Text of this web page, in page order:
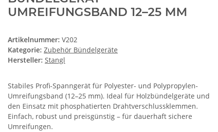
UMREIFUNGSBAND 12–25 MM
Artikelnummer: V202
Kategorie: Zubehör Bündelgeräte
Hersteller: Stangl
Stabiles Profi-Spanngerät für Polyester- und Polypropylen-
Umreifungsband (12–25 mm). Ideal für Holzbündelgeräte und
den Einsatz mit phosphatierten Drahtverschlussklemmen.
Einfach, robust und preisgünstig – für dauerhaft sichere
Umreifungen.